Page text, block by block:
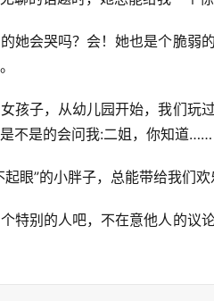
她会哭吗？会！她也是个脆弱
孩子，从幼儿园开始，我们玩
不是的会问我:二姐，你知道……
眼”的小胖子，总能带给我们欢
特别的人吧，不在意他人的议